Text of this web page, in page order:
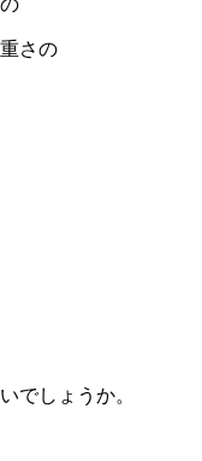
さの
でしょうか。